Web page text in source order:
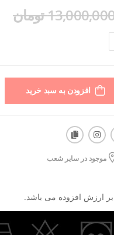
تومان
افزودن به سبد خرید
موجود در سایر شعب